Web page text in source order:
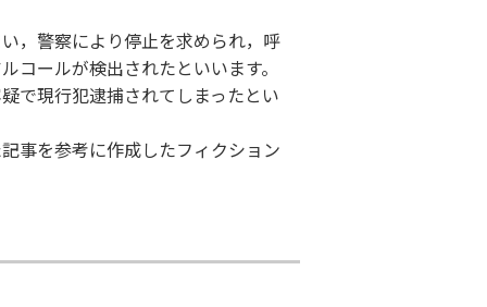
，警察により停止を求められ，呼
コールが検出されたといいます。
で現行犯逮捕されてしまったとい
事を参考に作成したフィクション